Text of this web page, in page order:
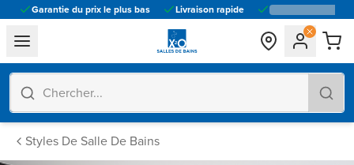
Garantie du prix le plus bas Livraison rapide
general.navigation.toggle_menu.label
Styles De Salle De Bains